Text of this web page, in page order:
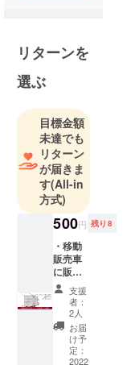
いコーヒー
と楽しい時
間をみなさ
んにお届け
したいと
思っていま
す。どうぞ
よろしくお
願いいたし
ます。
リターンを
選ぶ
目標金額
未達でも
リターン
が届きま
す(All-in
方式)
500円 残り8
・移動
販売車
に販売
スペー
スを提
供でき
る権利
移動
販売車
を自宅
支援
者：
2人
お届
け予
定：
2022